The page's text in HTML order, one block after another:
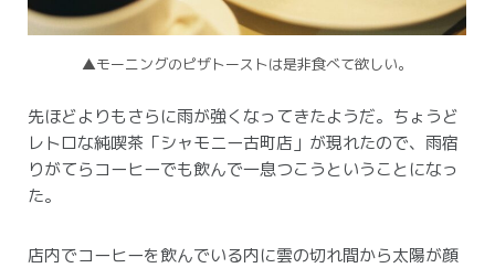
▲モーニングのピザトーストは是非食べて欲しい。
先ほどよりもさらに雨が強くなってきたようだ。 ちょうど
レトロな純喫茶「シャモニー古町店」が現れたので、雨宿
りがてらコーヒーでも飲んで一息つこうということになっ
た。
店内でコーヒーを飲んでいる内に雲の切れ間から太陽が顔